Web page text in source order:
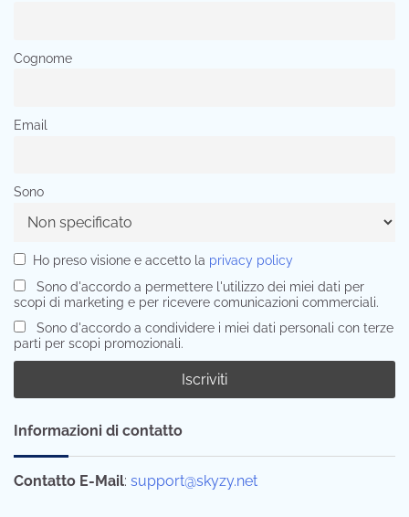
Cognome
Email
Sono
Ho preso visione e accetto la privacy policy
Sono d'accordo a permettere l'utilizzo dei miei dati per
scopi di marketing e per ricevere comunicazioni commerciali.
Sono d'accordo a condividere i miei dati personali con terze
parti per scopi promozionali.
Informazioni di contatto
Contatto E-Mail: support@skyzy.net